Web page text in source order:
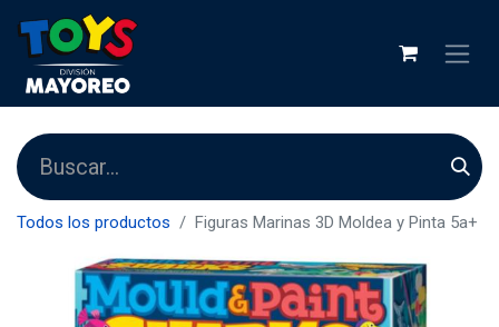
Todos los productos Figuras Marinas 3D Moldea y Pinta 5a+